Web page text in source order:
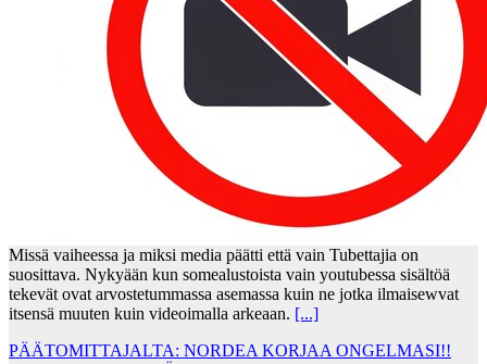
Missä vaiheessa ja miksi media päätti että vain Tubettajia on
suosittava. Nykyään kun somealustoista vain youtubessa sisältöä
tekevät ovat arvostetummassa asemassa kuin ne jotka ilmaisewvat
itsensä muuten kuin videoimalla arkeaan. [...]
PÄÄTOMITTAJALTA: NORDEA KORJAA ONGELMASI!!